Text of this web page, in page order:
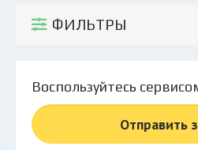
Экоблог
© 2026 Все права защищены
ФИЛЬТРЫ
Воспользуйтесь
Отправить